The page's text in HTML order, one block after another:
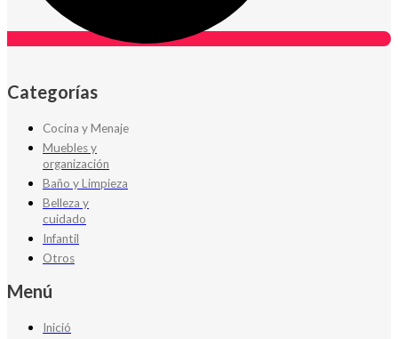
Categorías
Cocina y Menaje
Muebles y
organización
Baño y Limpieza
Belleza y
cuidado
Infantil
Otros
Menú
Inició